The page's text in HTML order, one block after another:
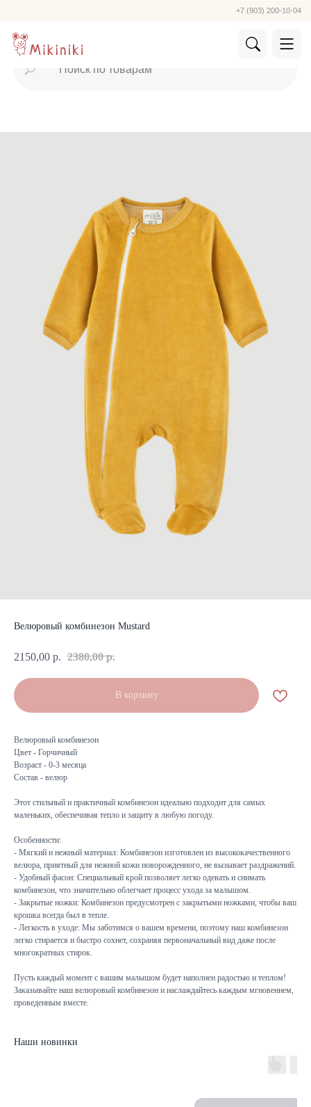
Велюровый комбинезон Mustard
2150,00 р. 2380,00 р.
В корзину
Велюровый комбинезон
Цвет - Горчичный
Возраст - 0-3 месяца
Состав - велюр
Этот стильный и практичный комбинезон идеально подходит для самых
маленьких, обеспечивая тепло и защиту в любую погоду.
Особенности:
- Мягкий и нежный материал: Комбинезон изготовлен из высококачественного
велюра, приятный для нежной кожи новорожденного, не вызывает раздражений.
- Удобный фасон: Специальный крой позволяет легко одевать и снимать
комбинезон, что значительно облегчает процесс ухода за малышом.
- Закрытые ножки: Комбинезон предусмотрен с закрытыми ножками, чтобы ваш
крошка всегда был в тепле.
- Легкость в уходе: Мы заботимся о вашем времени, поэтому наш комбинезон
легко стирается и быстро сохнет, сохраняя первоначальный вид даже после
многократных стирок.
Пусть каждый момент с вашим малышом будет наполнен радостью и теплом!
Заказывайте наш велюровый комбинезон и наслаждайтесь каждым мгновением,
проведенным вместе.
Наши новинки